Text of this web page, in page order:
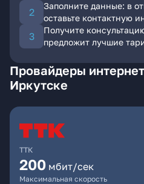
Заполните данные: в
оставьте контактную
Получите
предложит лучшие
Провайдеры
Иркутске
ТТК
200 мбит/сек
Максимальная скорость